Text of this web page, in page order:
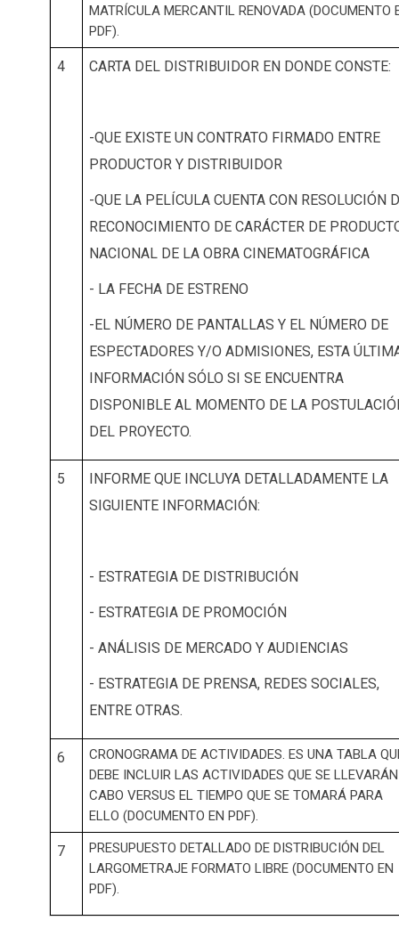
MATRÍCULA MERCANTIL RENOVADA (DOCUMENTO
PDF).
4 CARTA DEL DISTRIBUIDOR EN DONDE CONSTE:
-QUE EXISTE UN CONTRATO FIRMADO ENTRE
PRODUCTOR Y DISTRIBUIDOR
-QUE LA PELÍCULA CUENTA CON RESOLUCIÓN
RECONOCIMIENTO DE CARÁCTER DE
NACIONAL DE LA OBRA CINEMATOGRÁFICA
- LA FECHA DE ESTRENO
-EL NÚMERO DE PANTALLAS Y EL NÚMERO DE
ESPECTADORES Y/O ADMISIONES, ESTA
INFORMACIÓN SÓLO SI SE ENCUENTRA
DISPONIBLE AL MOMENTO DE LA
DEL PROYECTO.
5
INFORME QUE INCLUYA DETALLADAMENTE LA
SIGUIENTE INFORMACIÓN:
- ESTRATEGIA DE DISTRIBUCIÓN
- ESTRATEGIA DE PROMOCIÓN
- ANÁLISIS DE MERCADO Y AUDIENCIAS
- ESTRATEGIA DE PRENSA, REDES SOCIALES,
ENTRE OTRAS.
6
CRONOGRAMA DE ACTIVIDADES. ES UNA TABLA
DEBE INCLUIR LAS ACTIVIDADES QUE SE
CABO VERSUS EL TIEMPO QUE SE TOMARÁ PARA
ELLO (DOCUMENTO EN PDF).
7
PRESUPUESTO DETALLADO DE DISTRIBUCIÓN DEL
LARGOMETRAJE FORMATO LIBRE (DOCUMENTO EN
PDF).